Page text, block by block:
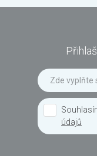
údajů